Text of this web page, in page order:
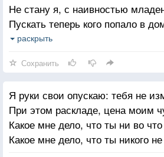
Кто-то плавает в речке, а кто-то
Кто-то плачет, а кто-то рисует
Кто-то очень устал и не хочет
Кто-то просто в кино покупает
Я же молча стою у окна и мне
Все успеть в этой жизни своей
Все узнать, но не знать никогда
И тебя никогда - никогда не
Не стану я, с наивностью
Пускать теперь кого попало в
Не принимать все слишком
Самой искать внутри себя
Печаль в душе выказывать за
Закон - не выдавать своих
Пожалуй, самый правильный из
раскрыть
Сохранить
Я руки свои опускаю: тебя не
При этом раскладе, цена моим
Какое мне дело, что ты ни во
Какое мне дело, что ты никого